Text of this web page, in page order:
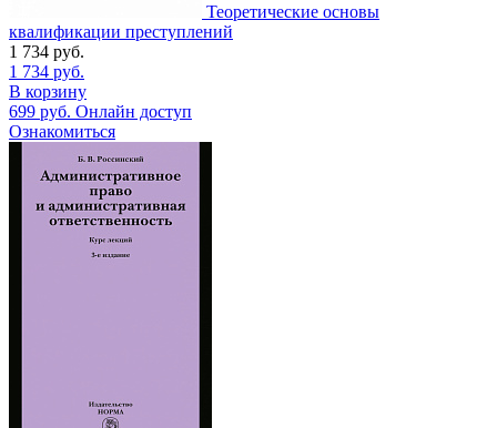
Теоретические основы
квалификации преступлений
1 734 руб.
1 734 руб.
В корзину
699 руб. Онлайн доступ
Ознакомиться